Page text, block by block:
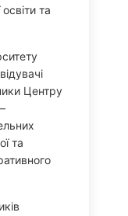
та
Центру
та